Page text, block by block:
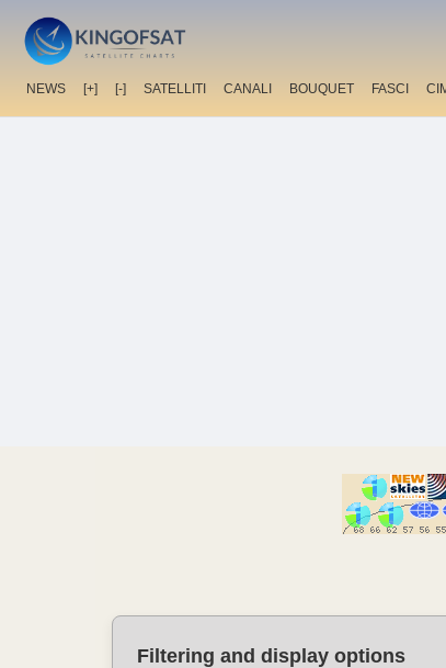
NEWS [+] [-] SATELLITI CANALI BOUQUET FASCI
Filtering and display options